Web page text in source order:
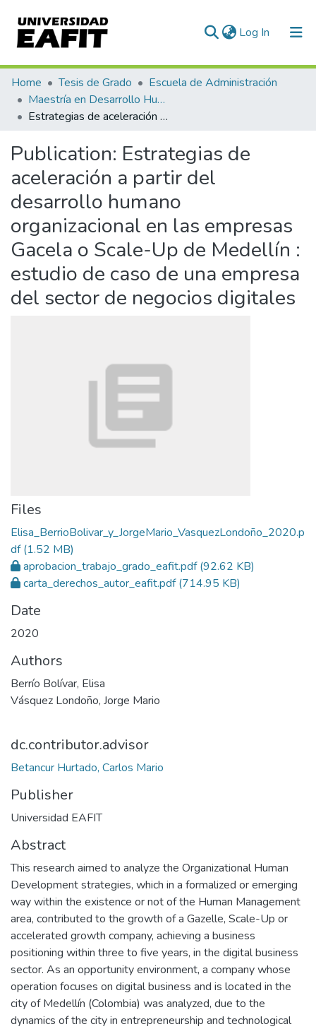
Log In (current)
Communities & Collections
All of DSpace
Home Tesis de Grado
Escuela de Administración
Maestría en Desarrollo Humano Organizacional (tesis)
Estrategias de aceleración a partir del desarrollo humano organizacional en las empresas Gacela o Scale-Up de Medellín : estudio de caso de una empresa del sector de negocios digitales
Publication: Estrategias de
aceleración a partir del
desarrollo humano
organizacional en las empresas
Gacela o Scale-Up de Medellín :
estudio de caso de una empresa
del sector de negocios digitales
Files
Elisa_BerrioBolivar_y_JorgeMario_VasquezLondoño_2020.p
df(1.52 MB)
aprobacion_trabajo_grado_eafit.pdf(92.62 KB)
carta_derechos_autor_eafit.pdf(714.95 KB)
Date
2020
Authors
Berrío Bolívar, Elisa
Vásquez Londoño, Jorge Mario
dc.contributor.advisor
Betancur Hurtado, Carlos Mario
Publisher
Universidad EAFIT
Abstract
This research aimed to analyze the Organizational Human
Development strategies, which in a formalized or emerging
way within the existence or not of the Human Management
area, contributed to the growth of a Gazelle, Scale-Up or
accelerated growth company, achieving a business
positioning within three to five years, in the digital business
sector. As an opportunity environment, a company whose
operation focuses on digital business and is located in the
city of Medellín (Colombia) was analyzed, due to the
dynamics of the city in entrepreneurship and technological